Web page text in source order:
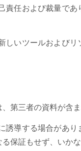
任および裁量で
いツールおよび
第三者の資料が含ま
導する場合があ
保証もせず、いか